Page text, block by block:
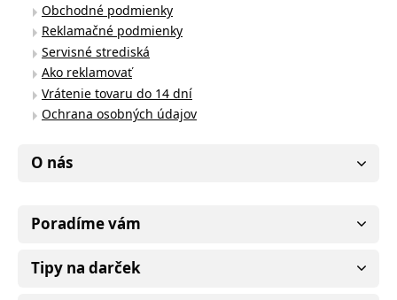
Obchodné podmienky
Reklamačné podmienky
Servisné strediská
Ako reklamovať
Vrátenie tovaru do 14 dní
Ochrana osobných údajov
O nás
Poradíme vám
Tipy na darček